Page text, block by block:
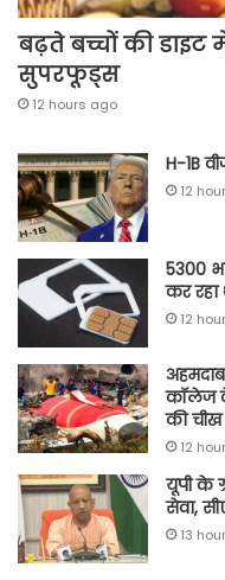
बढ़ते बच्चों की
सुपरफूड्स
12 hours ago
H-1B
12
5300
कर रहा
12
कॉलेज
की चीख
12
यूपी के
सेवा,
13